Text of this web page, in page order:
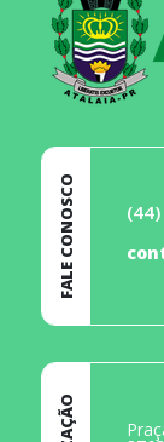
FALE CONOSCO